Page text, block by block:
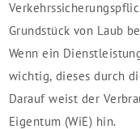
Grundstück von Laub
Wenn ein
wichtig, dieses durch
Darauf weist der
Eigentum (WiE) hin.